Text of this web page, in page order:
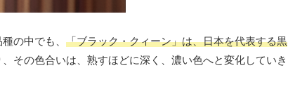
の中でも、 「ブラック・クィーン」は、日本を代表する黒
その色合いは、熟すほどに深く、濃い色へと変化していき